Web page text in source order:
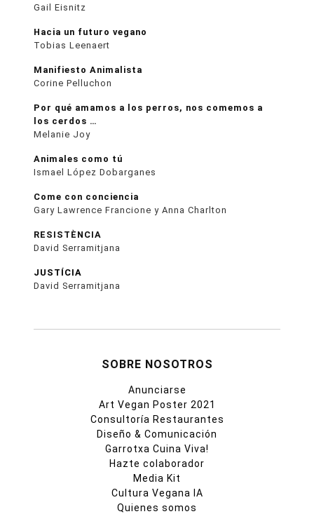
Gail Eisnitz
Hacia un futuro vegano
Tobias Leenaert
Manifiesto Animalista
Corine Pelluchon
Por qué amamos a los perros, nos comemos a
los cerdos …
Melanie Joy
Animales como tú
Ismael López Dobarganes
Come con conciencia
Gary Lawrence Francione y Anna Charlton
RESISTÈNCIA
David Serramitjana
JUSTÍCIA
David Serramitjana
SOBRE NOSOTROS
Anunciarse
Art Vegan Poster 2021
Consultoría Restaurantes
Diseño & Comunicación
Garrotxa Cuina Viva!
Hazte colaborador
Media Kit
Cultura Vegana IA
Quienes somos